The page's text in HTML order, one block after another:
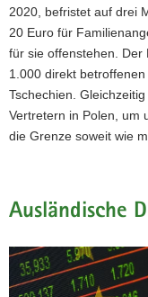
2020, befristet auf drei
20 Euro für
für sie offenstehen. Der
1.000 direkt
Tschechien.
Vertretern in Polen, um
die Grenze soweit wie
Ausländische